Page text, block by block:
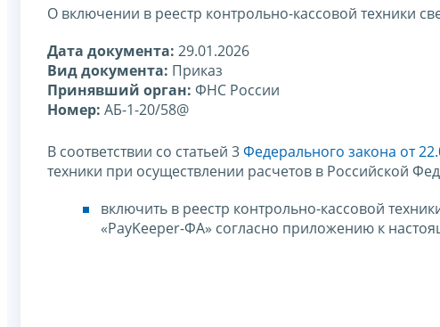
О включении в реестр контрольно-кассовой техники
Дата документа: 29.01.2026
Вид документа: Приказ
Принявший орган: ФНС России
Номер: АБ-1-20/58@
В соответствии со статьей 3Федерального закона от
техники при осуществлении расчетов в Российской
включить в реестр контрольно-кассовой
«PayKeeper-ФА» согласно приложению к